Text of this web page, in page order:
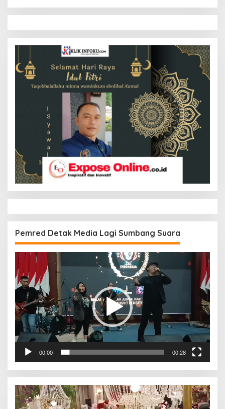
Pemred Detak Media Lagi Sumbang Suara
Pemutar
Video
00:00 00:28
Pemutar
Video